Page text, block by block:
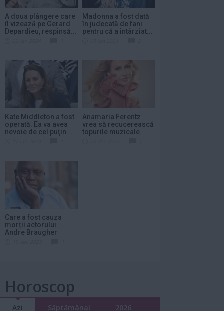
A doua plângere care
îl vizează pe Gerard
Depardieu, respinsă...
Madonna a fost dată
în judecată de fani
pentru că a întârziat...
Kate Middleton a fost
operată. Ea va avea
nevoie de cel puţin...
Anamaria Ferentz
vrea să recucerească
topurile muzicale
Care a fost cauza
morții actorului
Andre Braugher
Horoscop
Azi Săptămânal 2026